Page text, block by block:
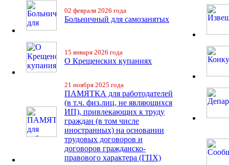
02 февраля 2026 года
Больничный для самозанятых
15 января 2026 года
О Крещенских купаниях
21 ноября 2025 года
ПАМЯТКА для работодателей
(в т.ч. физ.лиц, не являющихся
ИП), привлекающих к труду
граждан (в том числе
иностранных) на основании
трудовых договоров и
договоров гражданско-
правового характера (ГПХ)